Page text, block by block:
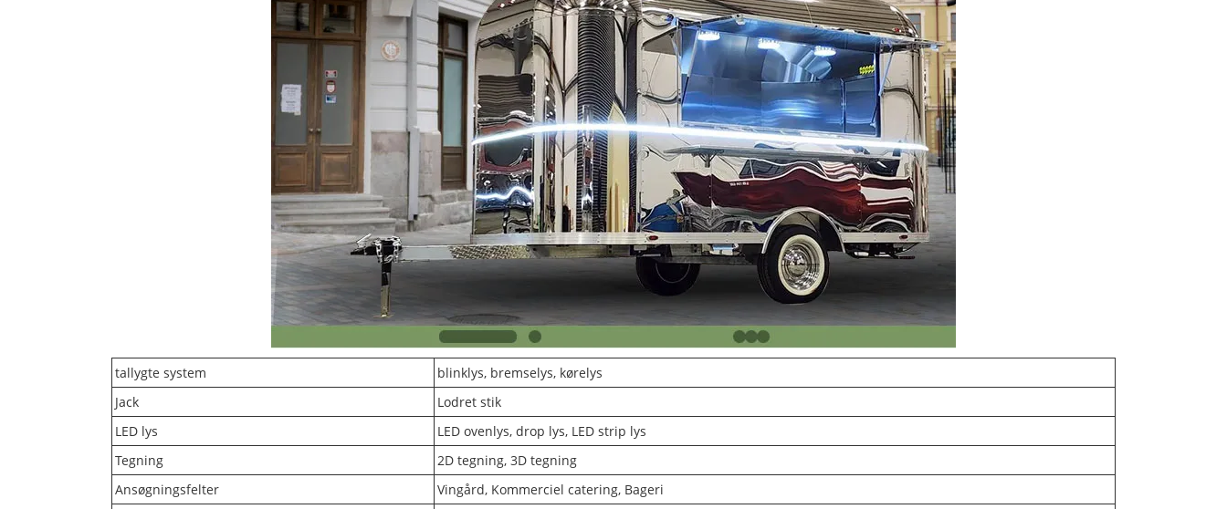
tallygte system
blinklys, bremselys, kørelys
Jack
Lodret stik
LED lys
LED ovenlys, drop lys, LED strip lys
Tegning
2D tegning, 3D tegning
Ansøgningsfelter
Vingård, Kommerciel catering, Bageri